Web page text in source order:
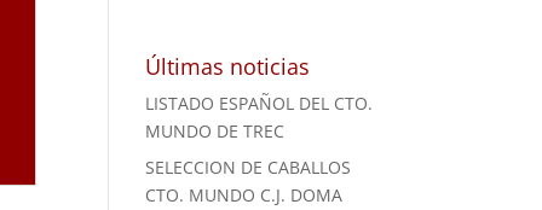
Últimas noticias
LISTADO ESPAÑOL DEL CTO.
MUNDO DE TREC
SELECCION DE CABALLOS
CTO. MUNDO C.J. DOMA